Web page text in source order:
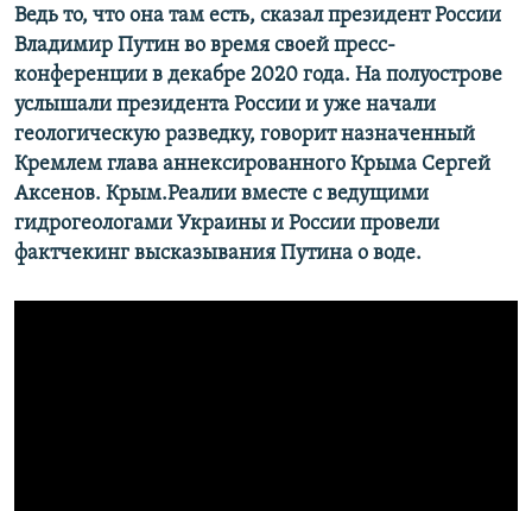
Ведь то, что она там есть, сказал президент России
Владимир Путин во время своей пресс-
конференции в декабре 2020 года. На полуострове
услышали президента России и уже начали
геологическую разведку, говорит назначенный
Кремлем глава аннексированного Крыма Сергей
Аксенов. Крым.Реалии вместе с ведущими
гидрогеологами Украины и России провели
фактчекинг высказывания Путина о воде.